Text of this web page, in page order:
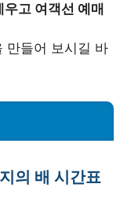
고 여객선 예매
만들어 보시길 바
의 배 시간표